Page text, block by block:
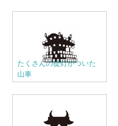
たくさんの提灯がついた
山車